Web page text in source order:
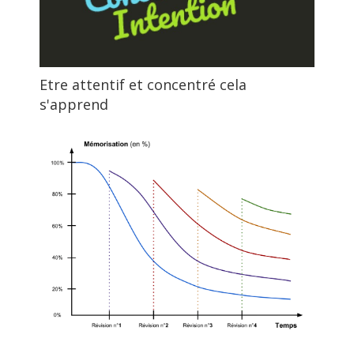
Etre attentif et concentré cela
s'apprend